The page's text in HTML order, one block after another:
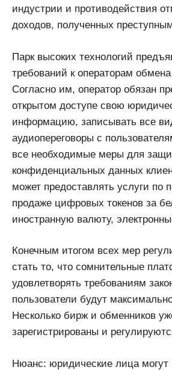
индустрии и противодействия
доходов, полученных
Парк высоких технологий
требований к операторам
Согласно им, оператор обязан
открытом доступе свою
информацию, записывать все
аудиопереговоры с
все необходимые меры для
конфиденциальных данных
может предоставлять услуги по
продаже цифровых токенов за
иностранную валюту,
Конечным итогом всех мер
стать то, что сомнительные
удовлетворять требованиям
пользователи будут
Несколько бирж и обменников
зарегистрированы и
Нюанс: юридические лица могут